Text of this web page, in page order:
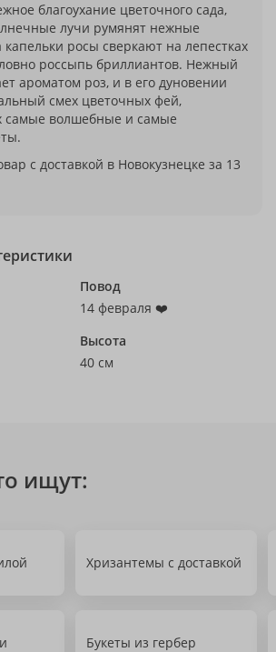
благоухание цветочного сада,
лучи румянят нежные
капельки росы сверкают на лепестках
россыпь бриллиантов. Нежный
ароматом роз, и в его дуновении
смех цветочных фей,
волшебные и самые
с доставкой в Новокузнецке за 13
Повод
14 февраля ❤️
Высота
40 см
ищут:
Хризантемы с доставкой
Букеты из гербер